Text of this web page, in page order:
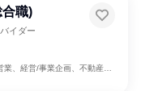
職)
イダー
業、経営/事業企画、不動産専門職